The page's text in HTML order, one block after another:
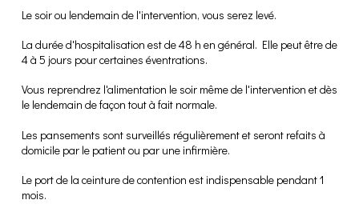
Le soir ou lendemain de l'intervention, vous serez levé.
La durée d'hospitalisation est de 48 h en général. Elle peut être de
4 à 5 jours pour certaines éventrations.
Vous reprendrez l'alimentation le soir même de l'intervention et dès
le lendemain de façon tout à fait normale.
Les pansements sont surveillés régulièrement et seront refaits à
domicile par le patient ou par une infirmière.
Le port de la ceinture de contention est indispensable pendant 1
mois.